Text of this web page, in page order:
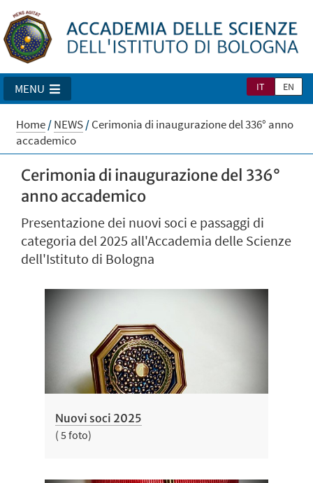
IT EN
MENU
Home/NEWS/Cerimonia di inaugurazione del 336° anno
accademico
Cerimonia di inaugurazione del 336°
anno accademico
Presentazione dei nuovi soci e passaggi di
categoria del 2025 all'Accademia delle Scienze
dell'Istituto di Bologna
Nuovi soci 2025
( 5 foto)